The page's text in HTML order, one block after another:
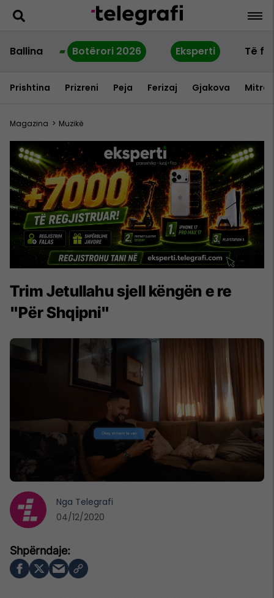
Ballina Botërori 2026 Eksperti Të
Prishtina Prizreni Peja Ferizaj Gjakova
Magazina > Muzikë
Trim Jetullahu sjell këngën e re
"Për Shqipni"
Nga Telegrafi
04/12/2020